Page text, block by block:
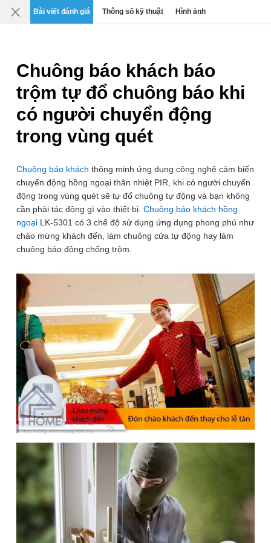
Mô tả Chi tiết Đánh giá SP liên quan
Bài viết đánh giá Thông số kỹ thuật Hình ảnh
Chuông báo khách báo
trộm tự đổ chuông báo khi
có người chuyển động
trong vùng quét
Chuông báo khách thông minh ứng dụng công nghệ cảm biến
chuyển động hồng ngoại thân nhiệt PIR, khi có người chuyển
động trong vùng quét sẽ tự đổ chuông tự động và bạn không
cần phải tác động gì vào thiết bị. Chuông báo khách hồng
ngoại LK-5301 có 3 chế độ sử dụng ứng dụng phong phú như
chào mừng khách đến, làm chuông cửa tự động hay làm
chuông báo động chống trộm.
1/ 5
2 phân loại có sẵn
190.000₫ 210.000₫ -10% ℹ️
(Đã bao gồm adapter)
Để lại thông tin, chúng tôi sẽ tư vấn sớm nhất. Hoàn Toàn Miễn Phí,
Không Mua Cũng Không Sao
SĐT
(Required)
Giao hàng toàn quốc
Miễn phí ship đơn hàng >1.000.000đ
Giao hàng nội thành Hà Nội 24h, giao hỏa tốc Grab